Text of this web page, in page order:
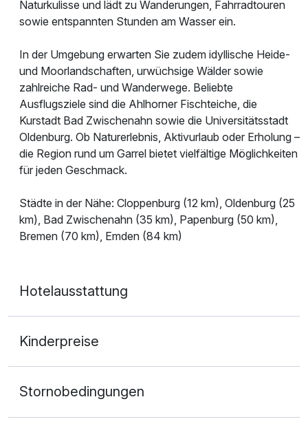
Naturkulisse und lädt zu Wanderungen, Fahrradtouren
sowie entspannten Stunden am Wasser ein.
In der Umgebung erwarten Sie zudem idyllische Heide-
und Moorlandschaften, urwüchsige Wälder sowie
zahlreiche Rad- und Wanderwege. Beliebte
Ausflugsziele sind die Ahlhorner Fischteiche, die
Kurstadt Bad Zwischenahn sowie die Universitätsstadt
Oldenburg. Ob Naturerlebnis, Aktivurlaub oder Erholung –
die Region rund um Garrel bietet vielfältige Möglichkeiten
für jeden Geschmack.
Städte in der Nähe: Cloppenburg (12 km), Oldenburg (25
km), Bad Zwischenahn (35 km), Papenburg (50 km),
Bremen (70 km), Emden (84 km)
Hotelausstattung
Kinderpreise
Stornobedingungen